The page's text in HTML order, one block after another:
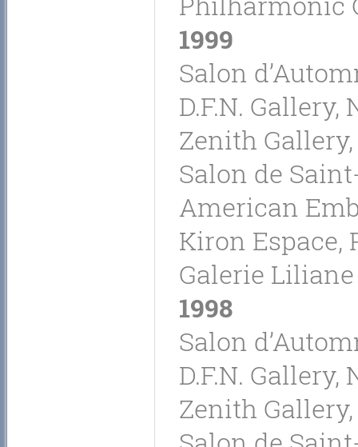
1999
Salon
D.F.N. Gallery,
Zenith
Salon de
American
Kiron Espace,
Galerie
1998
Salon
D.F.N. Gallery,
Zenith